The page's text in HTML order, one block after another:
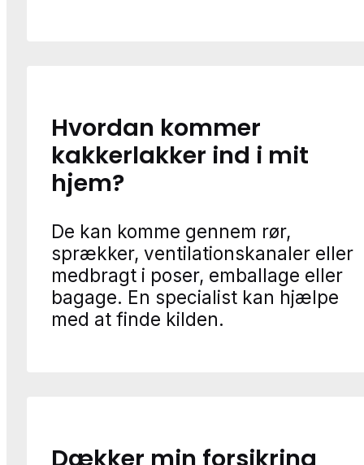
Hvordan kommer
kakkerlakker ind i mit
hjem?
De kan komme gennem rør,
sprækker, ventilationskanaler eller
medbragt i poser, emballage eller
bagage. En specialist kan hjælpe
med at finde kilden.